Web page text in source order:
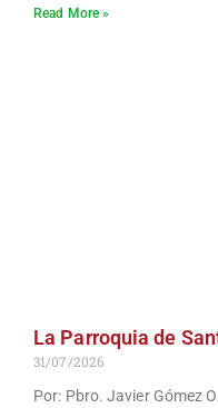
Read More »
La Parroquia de
31/07/2026
Por: Pbro. Javier Gómez